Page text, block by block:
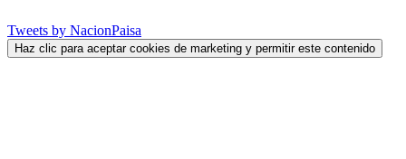
Tweets by NacionPaisa
Haz clic para aceptar cookies de marketing y permitir este contenido